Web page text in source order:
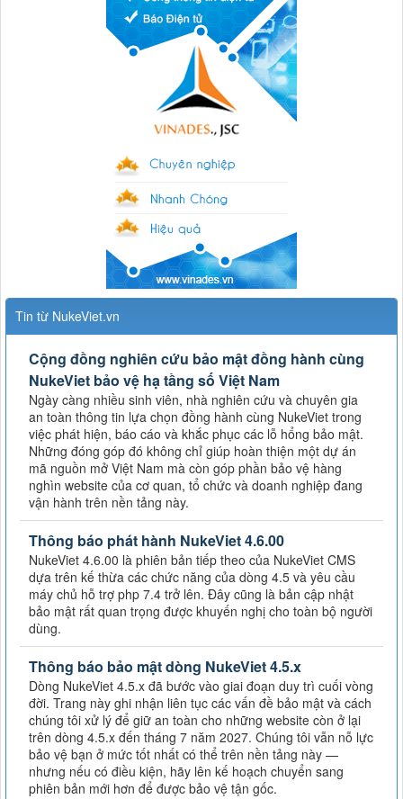
Tin từ NukeViet.vn
Cộng đồng nghiên cứu bảo mật đồng hành cùng
NukeViet bảo vệ hạ tầng số Việt Nam
Ngày càng nhiều sinh viên, nhà nghiên cứu và chuyên gia
an toàn thông tin lựa chọn đồng hành cùng NukeViet trong
việc phát hiện, báo cáo và khắc phục các lỗ hổng bảo mật.
Những đóng góp đó không chỉ giúp hoàn thiện một dự án
mã nguồn mở Việt Nam mà còn góp phần bảo vệ hàng
nghìn website của cơ quan, tổ chức và doanh nghiệp đang
vận hành trên nền tảng này.
Thông báo phát hành NukeViet 4.6.00
NukeViet 4.6.00 là phiên bản tiếp theo của NukeViet CMS
dựa trên kế thừa các chức năng của dòng 4.5 và yêu cầu
máy chủ hỗ trợ php 7.4 trở lên. Đây cũng là bản cập nhật
bảo mật rất quan trọng được khuyến nghị cho toàn bộ người
dùng.
Thông báo bảo mật dòng NukeViet 4.5.x
Dòng NukeViet 4.5.x đã bước vào giai đoạn duy trì cuối vòng
đời. Trang này ghi nhận liên tục các vấn đề bảo mật và cách
chúng tôi xử lý để giữ an toàn cho những website còn ở lại
trên dòng 4.5.x đến tháng 7 năm 2027. Chúng tôi vẫn nỗ lực
bảo vệ bạn ở mức tốt nhất có thể trên nền tảng này —
nhưng nếu có điều kiện, hãy lên kế hoạch chuyển sang
phiên bản mới hơn để được bảo vệ tận gốc.